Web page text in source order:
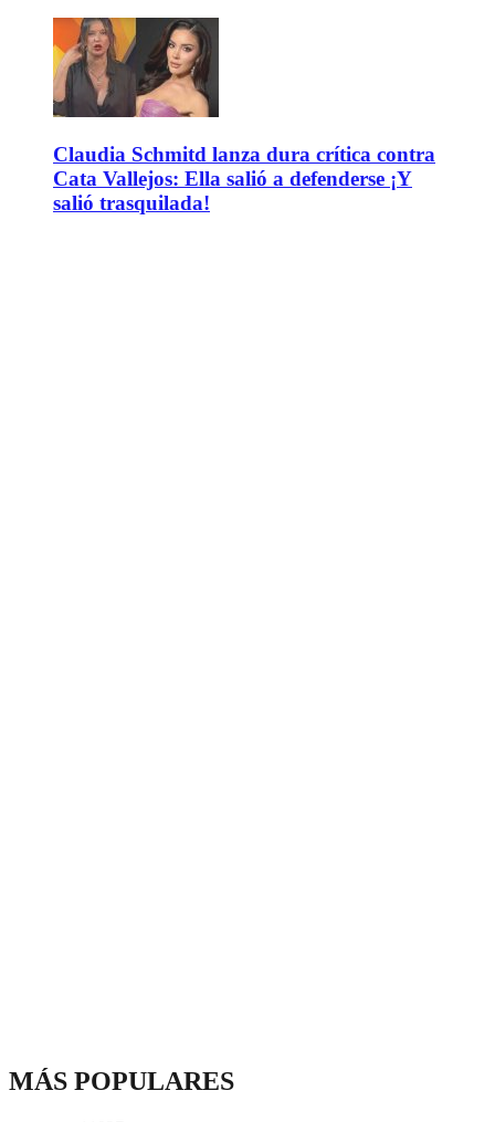
Claudia Schmitd lanza dura crítica contra
Cata Vallejos: Ella salió a defenderse ¡Y
salió trasquilada!
MÁS POPULARES